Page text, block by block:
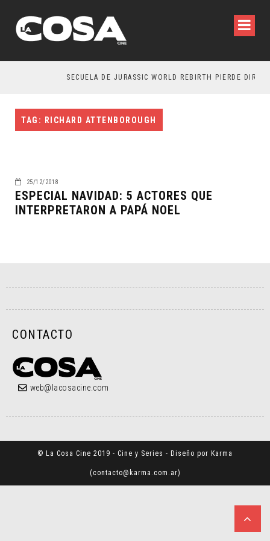
SECUELA DE JURASSIC WORLD REBIRTH PIERDE
TAG: RICHARD ATTENBOROUGH
25/12/2018
ESPECIAL NAVIDAD: 5 ACTORES QUE
INTERPRETARON A PAPÁ NOEL
CONTACTO
web@lacosacine.com
© La Cosa Cine 2019 - Cine y Series - Diseño por Karma
(contacto@karma.com.ar)